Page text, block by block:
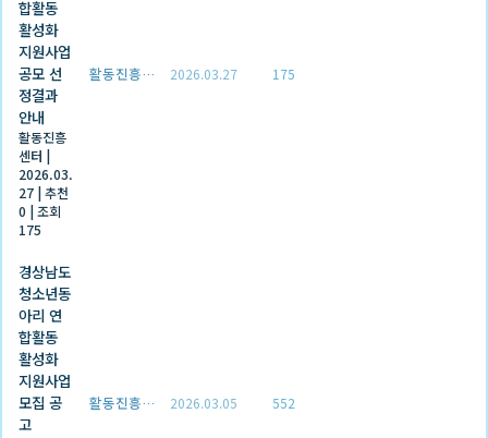
합활동
활성화
지원사업
공모 선
정결과
안내
활동진흥
센터 |
2026.03.
27 |추천
0 |조회
175
활동진흥센터 2026.03.27 175
경상남도
청소년동
아리 연
합활동
활성화
지원사업
모집 공
고
활동진흥센터 2026.03.05 552